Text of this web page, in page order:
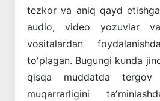
tezkor va aniq qayd
audio, video yozuvlar
vositalardan
toʻplagan. Bugungi kunda
qisqa muddatda
muqarrarligini